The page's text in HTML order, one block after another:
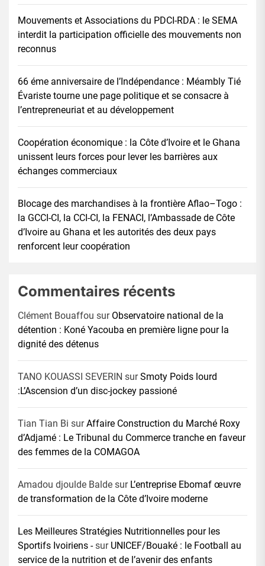
Mouvements et Associations du PDCI-RDA : le SEMA
interdit la participation officielle des mouvements non
reconnus
66 éme anniversaire de l’Indépendance : Méambly Tié
Évariste tourne une page politique et se consacre à
l’entrepreneuriat et au développement
Coopération économique : la Côte d’Ivoire et le Ghana
unissent leurs forces pour lever les barrières aux
échanges commerciaux
Blocage des marchandises à la frontière Aflao–Togo :
la GCCI-CI, la CCI-CI, la FENACI, l’Ambassade de Côte
d’Ivoire au Ghana et les autorités des deux pays
renforcent leur coopération
Commentaires récents
Clément Bouaffou sur Observatoire national de la
détention : Koné Yacouba en première ligne pour la
dignité des détenus
TANO KOUASSI SEVERIN surSmoty Poids lourd
:L’Ascension d’un disc-jockey passioné
Tian Tian Bi surAffaire Construction du Marché Roxy
d’Adjamé : Le Tribunal du Commerce tranche en faveur
des femmes de la COMAGOA
Amadou djoulde Balde sur L’entreprise Ebomaf œuvre
de transformation de la Côte d’Ivoire moderne
Les Meilleures Stratégies Nutritionnelles pour les
Sportifs Ivoiriens -sur UNICEF/Bouaké : le Football au
service de la nutrition et de l’avenir des enfants